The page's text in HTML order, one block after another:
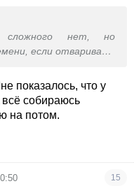
нет, но
если отваривать
показалось, что у
собираюсь
на потом.
15